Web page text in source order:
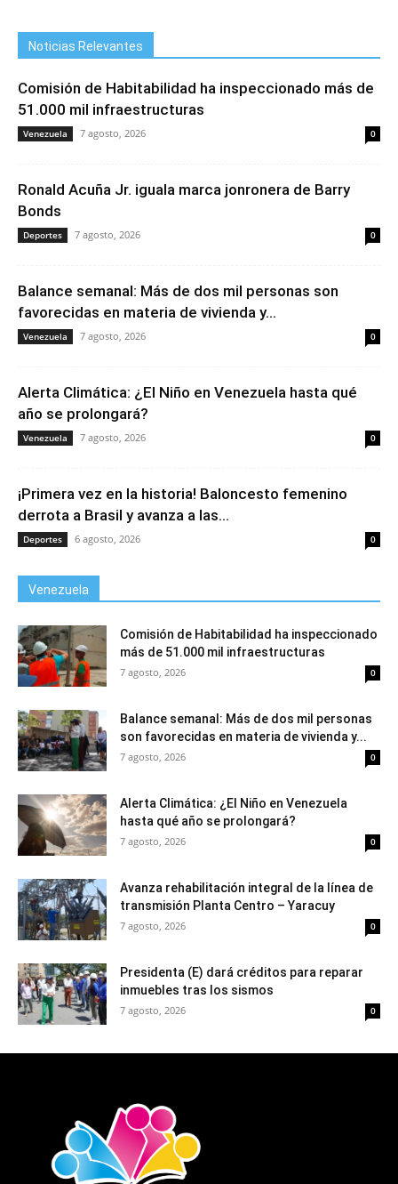
Noticias Relevantes
Comisión de Habitabilidad ha inspeccionado más de
51.000 mil infraestructuras
Venezuela 7 agosto, 2026 0
Ronald Acuña Jr. iguala marca jonronera de Barry
Bonds
Deportes 7 agosto, 2026 0
Balance semanal: Más de dos mil personas son
favorecidas en materia de vivienda y...
Venezuela 7 agosto, 2026 0
Alerta Climática: ¿El Niño en Venezuela hasta qué
año se prolongará?
Venezuela 7 agosto, 2026 0
¡Primera vez en la historia! Baloncesto femenino
derrota a Brasil y avanza a las...
Deportes 6 agosto, 2026 0
Venezuela
Comisión de Habitabilidad ha inspeccionado
más de 51.000 mil infraestructuras
7 agosto, 2026 0
Balance semanal: Más de dos mil personas
son favorecidas en materia de vivienda y...
7 agosto, 2026 0
Alerta Climática: ¿El Niño en Venezuela
hasta qué año se prolongará?
7 agosto, 2026 0
Avanza rehabilitación integral de la línea de
transmisión Planta Centro – Yaracuy
7 agosto, 2026 0
Presidenta (E) dará créditos para reparar
inmuebles tras los sismos
7 agosto, 2026 0